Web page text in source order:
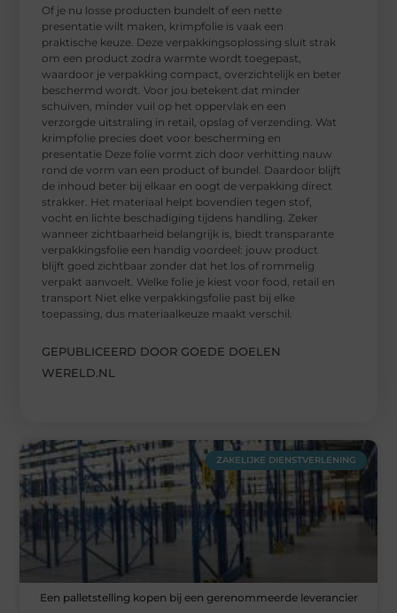
Of je nu losse producten bundelt of een nette
presentatie wilt maken, krimpfolie is vaak een
praktische keuze. Deze verpakkingsoplossing sluit strak
om een product zodra warmte wordt toegepast,
waardoor je verpakking compact, overzichtelijk en beter
beschermd wordt. Voor jou betekent dat minder
schuiven, minder vuil op het oppervlak en een
verzorgde uitstraling in retail, opslag of verzending. Wat
krimpfolie precies doet voor bescherming en
presentatie Deze folie vormt zich door verhitting nauw
rond de vorm van een product of bundel. Daardoor blijft
de inhoud beter bij elkaar en oogt de verpakking direct
strakker. Het materiaal helpt bovendien tegen stof,
vocht en lichte beschadiging tijdens handling. Zeker
wanneer zichtbaarheid belangrijk is, biedt transparante
verpakkingsfolie een handig voordeel: jouw product
blijft goed zichtbaar zonder dat het los of rommelig
verpakt aanvoelt. Welke folie je kiest voor food, retail en
transport Niet elke verpakkingsfolie past bij elke
toepassing, dus materiaalkeuze maakt verschil.
GEPUBLICEERD DOOR GOEDE DOELEN
WERELD.NL
ZAKELIJKE DIENSTVERLENING
Een palletstelling kopen bij een gerenommeerde leverancier